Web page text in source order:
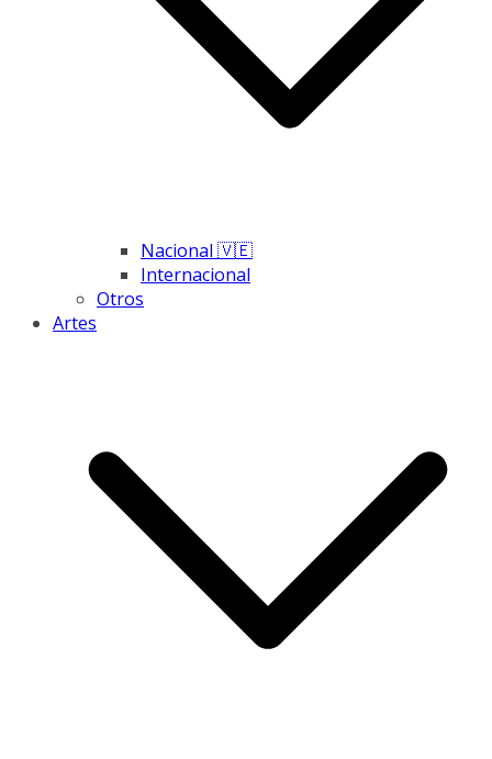
Nacional 🇻🇪
Internacional
Otros
Artes